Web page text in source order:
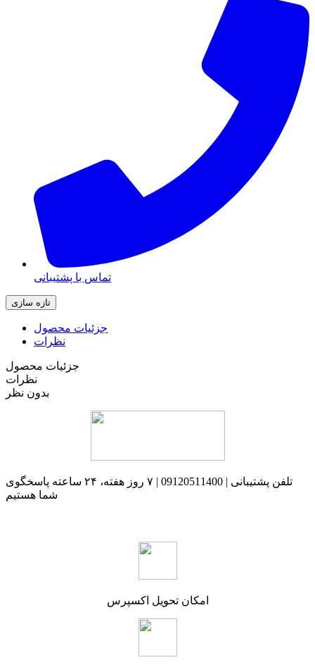
تماس با پشتیبانی
جزئیات محصول
نظرات
جزئیات محصول
نظرات
بدون نظر
تلفن پشتیبانی | 09120511400 | ۷ روز هفته، ۲۴ ساعته پاسخگوی
شما هستیم
امکان تحویل اکسپرس